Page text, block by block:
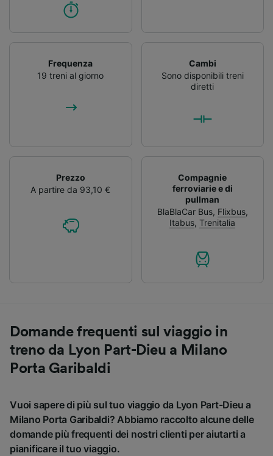
Frequenza
19 treni al giorno
Cambi
Sono disponibili treni
diretti
Prezzo
A partire da 93,10 €
Compagnie
ferroviarie e di
pullman
BlaBlaCar Bus, Flixbus,
Itabus,Trenitalia
Domande frequenti sul viaggio in
treno da Lyon Part-Dieu a Milano
Porta Garibaldi
Vuoi sapere di più sul tuo viaggio da Lyon Part-Dieu a
Milano Porta Garibaldi? Abbiamo raccolto alcune delle
domande più frequenti dei nostri clienti per aiutarti a
pianificare il tuo viaggio.